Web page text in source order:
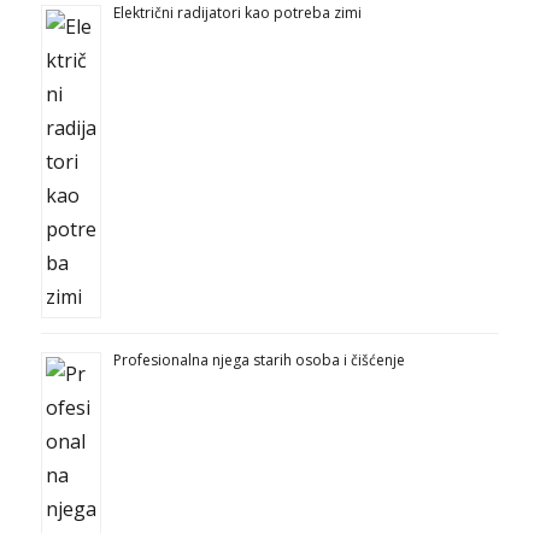
Električni radijatori kao potreba zimi
Profesionalna njega starih osoba i čišćenje